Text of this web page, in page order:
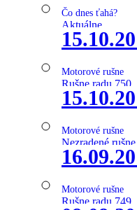
Čo dnes ťahá?
Aktuálne
Motorové rušne
Rušne radu
Motorové rušne
Nezradené
Motorové rušne
Rušne radu